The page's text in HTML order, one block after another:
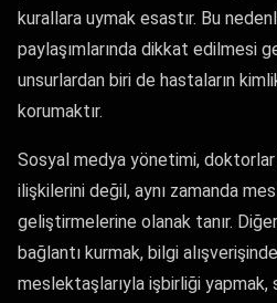
kurallara uymak esastır. Bu
paylaşımlarında dikkat edilmesi
unsurlardan biri de hastaların
korumaktır.
Sosyal medya yönetimi,
ilişkilerini değil, aynı zamanda
geliştirmelerine olanak tanır.
bağlantı kurmak, bilgi
meslektaşlarıyla işbirliği yapmak,